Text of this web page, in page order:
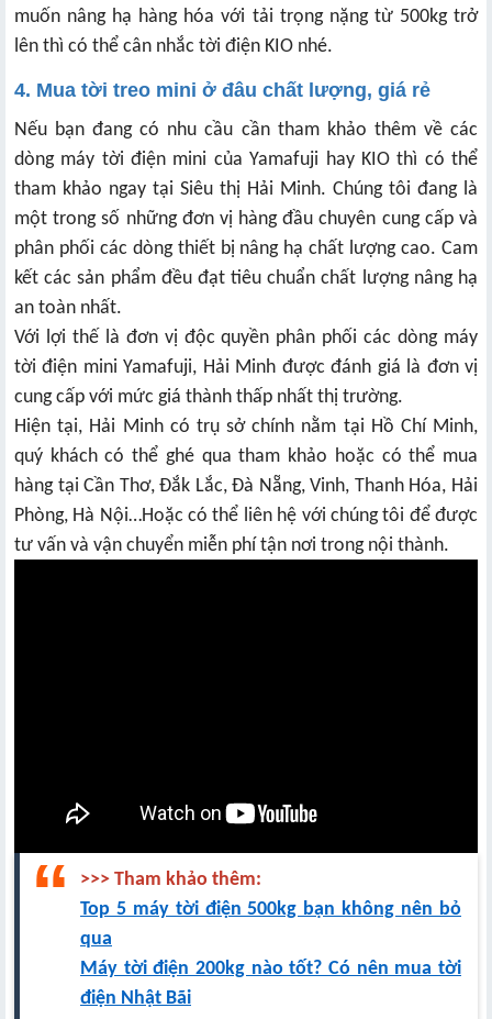
muốn nâng hạ hàng hóa với tải trọng nặng từ 500kg trở
lên thì có thể cân nhắc tời điện KIO nhé.
4. Mua tời treo mini ở đâu chất lượng, giá rẻ
Nếu bạn đang có nhu cầu cần tham khảo thêm về các
dòng máy tời điện mini của Yamafuji hay KIO thì có thể
tham khảo ngay tại Siêu thị Hải Minh. Chúng tôi đang là
một trong số những đơn vị hàng đầu chuyên cung cấp và
phân phối các dòng thiết bị nâng hạ chất lượng cao. Cam
kết các sản phẩm đều đạt tiêu chuẩn chất lượng nâng hạ
an toàn nhất.
Với lợi thế là đơn vị độc quyền phân phối các dòng máy
tời điện mini Yamafuji, Hải Minh được đánh giá là đơn vị
cung cấp với mức giá thành thấp nhất thị trường.
Hiện tại, Hải Minh có trụ sở chính nằm tại Hồ Chí Minh,
quý khách có thể ghé qua tham khảo hoặc có thể mua
hàng tại Cần Thơ, Đắk Lắc, Đà Nẵng, Vinh, Thanh Hóa, Hải
Phòng, Hà Nội…Hoặc có thể liên hệ với chúng tôi để được
tư vấn và vận chuyển miễn phí tận nơi trong nội thành.
>>> Tham khảo thêm:
Top 5 máy tời điện 500kg bạn không nên bỏ
qua
Máy tời điện 200kg nào tốt? Có nên mua tời
điện Nhật Bãi